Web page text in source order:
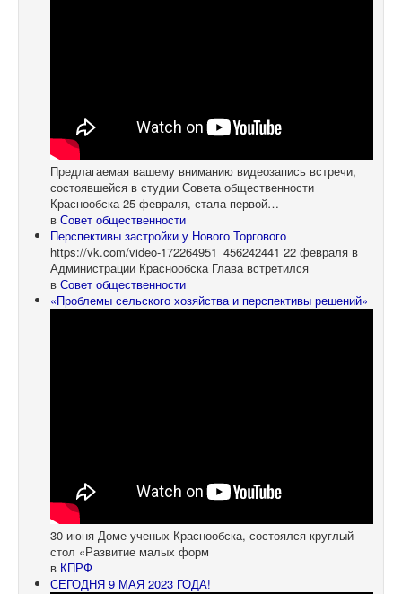
Предлагаемая вашему вниманию видеозапись встречи,
состоявшейся в студии Совета общественности
Краснообска 25 февраля, стала первой…
в Совет общественности
Перспективы застройки у Нового Торгового
https://vk.com/video-172264951_456242441 22 февраля в
Администрации Краснообска Глава встретился
в Совет общественности
«Проблемы сельского хозяйства и перспективы решений»
30 июня Доме ученых Краснообска, состоялся круглый
стол «Развитие малых форм
в КПРФ
СЕГОДНЯ 9 МАЯ 2023 ГОДА!